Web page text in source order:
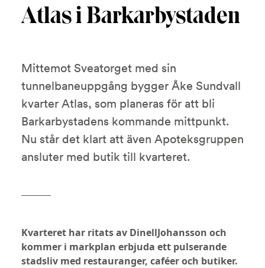
Atlas i Barkarbystaden
Mittemot Sveatorget med sin
tunnelbaneuppgång bygger Åke Sundvall
kvarter Atlas, som planeras för att bli
Barkarbystadens kommande mittpunkt.
Nu står det klart att även Apoteksgruppen
ansluter med butik till kvarteret.
Kvarteret har ritats av DinellJohansson och
kommer i markplan erbjuda ett pulserande
stadsliv med restauranger, caféer och butiker.